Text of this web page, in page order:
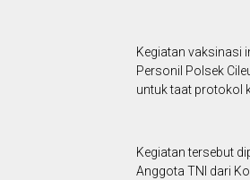
Kegiatan vaksinasi
Personil Polsek
untuk taat protokol
Kegiatan tersebut
Anggota TNI dari